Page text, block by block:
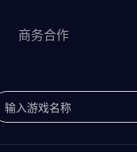
商务合作